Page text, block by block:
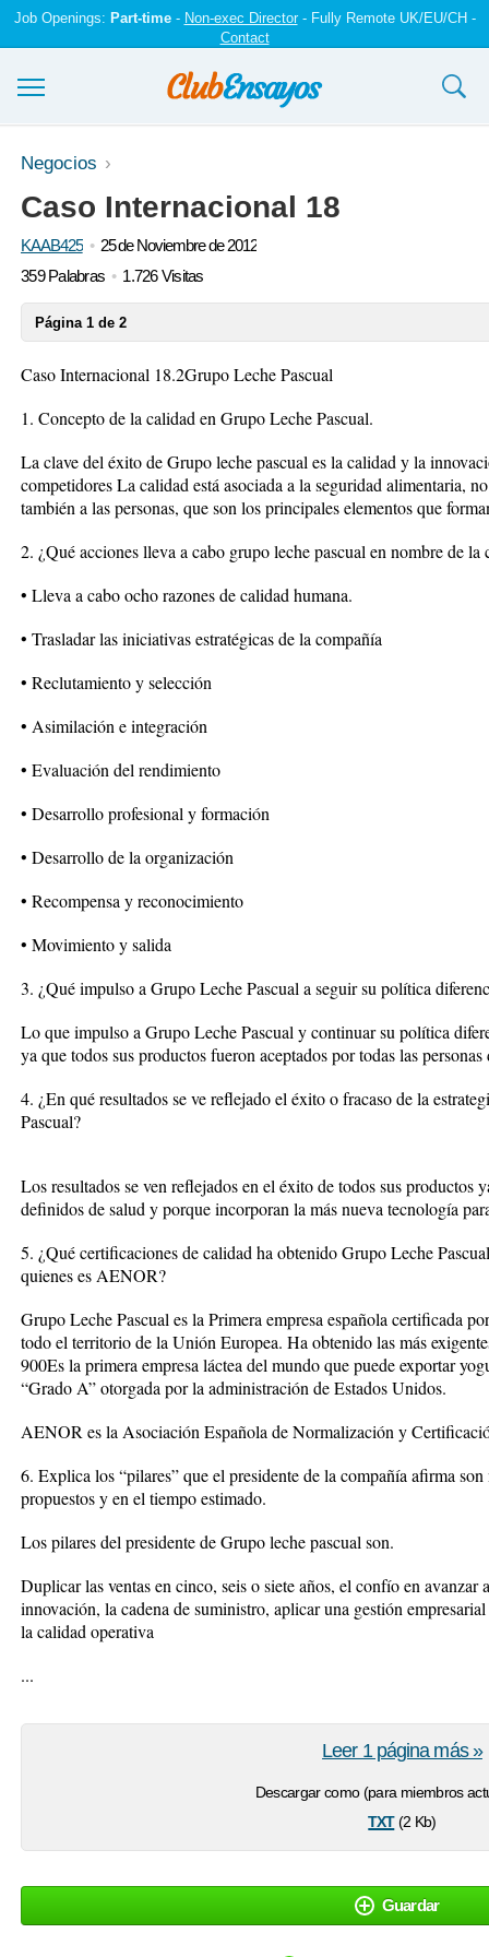
Job Openings: Part-time- Non-exec Director- Fully Remote UK/EU/CH -
Contact
Ensayos y trabajos
Registrarse
Iniciar sesión
Negocios
Caso Internacional 18
KAAB425
25 de Noviembre de 2012
359 Palabras
1.726 Visitas
Página 1 de 2
Caso Internacional 18.2Grupo Leche Pascual
1. Concepto de la calidad en Grupo Leche Pascual.
La clave del éxito de Grupo leche pascual es la calidad y la
competidores La calidad está asociada a la seguridad alimentaria,
también a las personas, que son los principales elementos que
2. ¿Qué acciones lleva a cabo grupo leche pascual en nombre de la
• Lleva a cabo ocho razones de calidad humana.
• Trasladar las iniciativas estratégicas de la compañía
• Reclutamiento y selección
• Asimilación e integración
• Evaluación del rendimiento
• Desarrollo profesional y formación
• Desarrollo de la organización
• Recompensa y reconocimiento
• Movimiento y salida
3. ¿Qué impulso a Grupo Leche Pascual a seguir su política
Lo que impulso a Grupo Leche Pascual y continuar su política
ya que todos sus productos fueron aceptados por todas las
4. ¿En qué resultados se ve reflejado el éxito o fracaso de la
Pascual?
Los resultados se ven reflejados en el éxito de todos sus productos
definidos de salud y porque incorporan la más nueva tecnología
5. ¿Qué certificaciones de calidad ha obtenido Grupo Leche
quienes es AENOR?
Grupo Leche Pascual es la Primera empresa española certificada
todo el territorio de la Unión Europea. Ha obtenido las más
900Es la primera empresa láctea del mundo que puede exportar
“Grado A” otorgada por la administración de Estados Unidos.
AENOR es la Asociación Española de Normalización y
6. Explica los “pilares” que el presidente de la compañía afirma son
propuestos y en el tiempo estimado.
Los pilares del presidente de Grupo leche pascual son.
Duplicar las ventas en cinco, seis o siete años, el confío en
innovación, la cadena de suministro, aplicar una gestión
la calidad operativa
...
Descargar como (para miembros
txt(2 Kb)
Leer 1 página más »
Guardar